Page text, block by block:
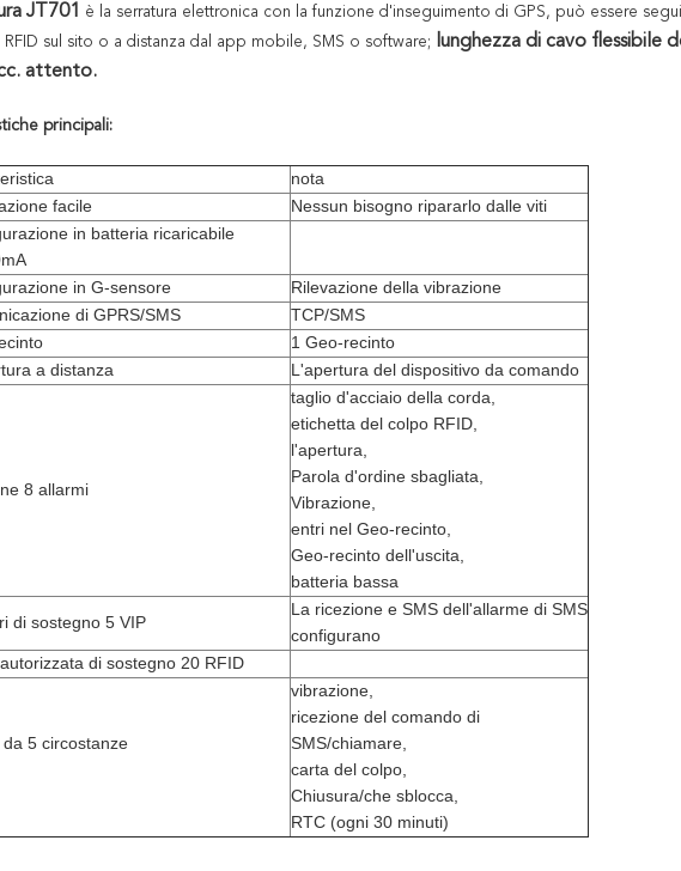
JT701
è la serratura elettronica con la funzione d'inseguimento di GPS, può essere
RFID sul sito o a distanza dal app mobile, SMS o software;
lunghezza di cavo flessibile
attento.
principali:
nota
facile Nessun bisogno ripararlo dalle viti
in batteria ricaricabile
in G-sensore
Rilevazione della vibrazione
di GPRS/SMS
TCP/SMS
1 Geo-recinto
a distanza L'apertura del dispositivo da comando
8 allarmi
taglio d'acciaio della corda,
etichetta del colpo RFID,
l'apertura,
Parola d'ordine sbagliata,
Vibrazione,
entri nel Geo-recinto,
Geo-recinto dell'uscita,
batteria bassa
di sostegno 5 VIP
La ricezione e SMS dell'allarme di SMS
configurano
di sostegno 20 RFID
da 5 circostanze
vibrazione,
ricezione del comando di
SMS/chiamare,
carta del colpo,
Chiusura/che sblocca,
RTC (ogni 30 minuti)